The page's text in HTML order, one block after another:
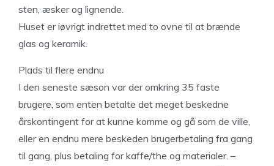
sten, æsker og lignende.
Huset er iøvrigt indrettet med to ovne til at brænde
glas og keramik.
Plads til flere endnu
I den seneste sæson var der omkring 35 faste
brugere, som enten betalte det meget beskedne
årskontingent for at kunne komme og gå som de ville,
eller en endnu mere beskeden brugerbetaling fra gang
til gang, plus betaling for kaffe/the og materialer. –